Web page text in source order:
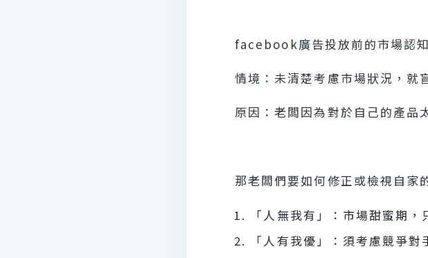
facebook廣告投放前的市場認知
情境：未清楚考慮市場狀況，就
原因：老闆因為對於自己的產品
那老闆們要如何修正或檢視自家
「人無我有」：市場甜蜜期，
「人有我優」：須考慮競爭